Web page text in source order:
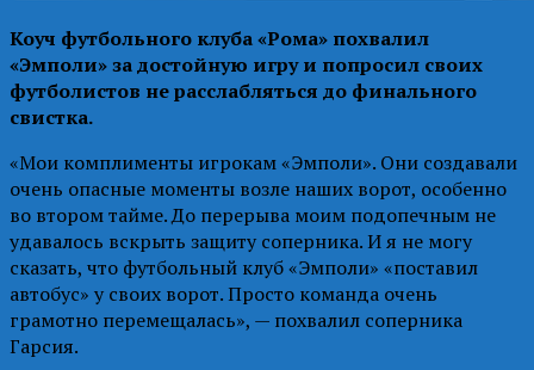
Коуч футбольного клуба «Рома» похвалил
«Эмполи» за достойную игру и попросил своих
футболистов не расслабляться до финального
свистка.
«Мои комплименты игрокам «Эмполи». Они создавали
очень опасные моменты возле наших ворот, особенно
во втором тайме. До перерыва моим подопечным не
удавалось вскрыть защиту соперника. И я не могу
сказать, что футбольный клуб «Эмполи» «поставил
автобус» у своих ворот. Просто команда очень
грамотно перемещалась», — похвалил соперника
Гарсия.